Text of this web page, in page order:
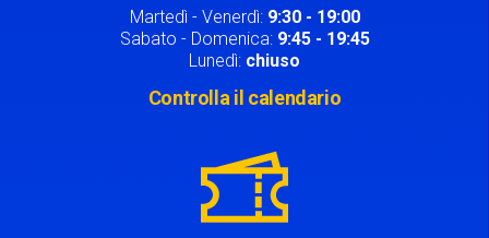
Martedì - Venerdì: 9:30 - 19:00
Sabato - Domenica: 9:45 - 19:45
Lunedì: chiuso
Controlla il calendario